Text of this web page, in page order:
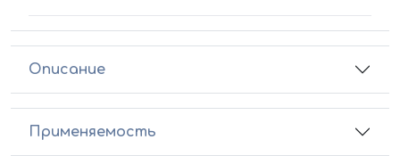
Описание
Применяемость